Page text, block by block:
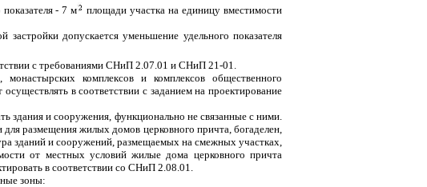
показателя - 7 м
площади участка на единицу вместимости
допускается уменьшение удельного показателя
с требованиями СНиП 2.07.01 и СНиП 21-01.
комплексов и комплексов общественного
в соответствии с заданием на проектирование
здания и сооружения, функционально не связанные с ними.
размещения жилых домов церковного причта, богаделен,
зданий и сооружений, размещаемых на смежных участках,
от местных условий жилые дома церковного причта
в соответствии со СНиП 2.08.01.
зоны: